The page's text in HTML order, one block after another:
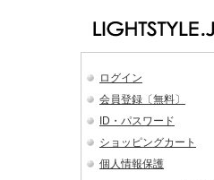
ログイン
会員登録〔無料〕
ID・パスワード
ショッピングカート
個人情報保護